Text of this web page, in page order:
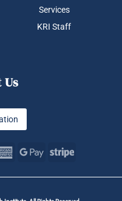
Services
KRI Staff